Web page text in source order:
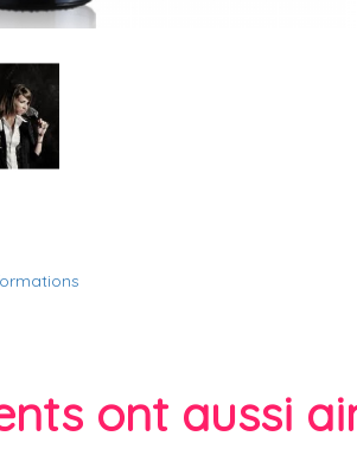
ont aussi